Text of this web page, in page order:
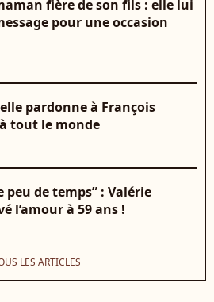
fière de son fils : elle lui
pour une occasion
pardonne à François
tout le monde
de temps” : Valérie
l’amour à 59 ans !
LES ARTICLES